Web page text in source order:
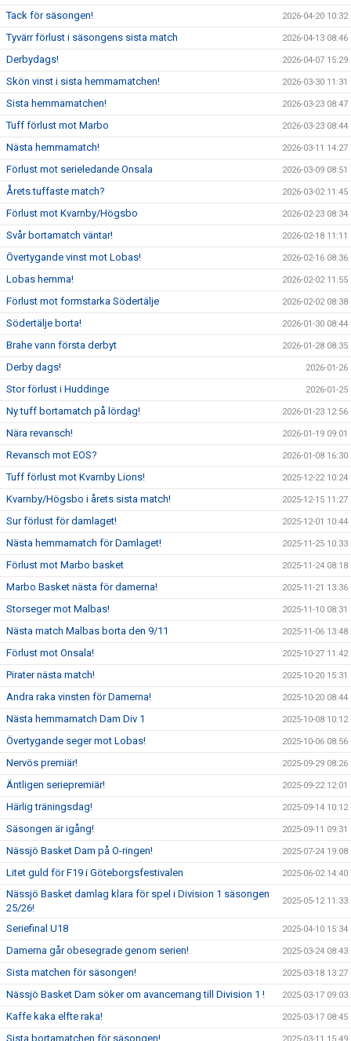
Tack för säsongen! 2026-04-20 10:32
Tyvärr förlust i säsongens sista match 2026-04-13 08:46
Derbydags! 2026-04-07 15:29
Skön vinst i sista hemmamatchen! 2026-03-30 11:31
Sista hemmamatchen! 2026-03-23 08:47
Tuff förlust mot Marbo 2026-03-23 08:44
Nästa hemmamatch! 2026-03-11 14:27
Förlust mot serieledande Onsala 2026-03-09 08:51
Årets tuffaste match? 2026-03-02 11:45
Förlust mot Kvarnby/Högsbo 2026-02-23 08:34
Svår bortamatch väntar! 2026-02-18 11:11
Övertygande vinst mot Lobas! 2026-02-16 08:36
Lobas hemma! 2026-02-02 11:55
Förlust mot formstarka Södertälje 2026-02-02 08:38
Södertälje borta! 2026-01-30 08:44
Brahe vann första derbyt 2026-01-28 08:35
Derby dags! 2026-01-26
Stor förlust i Huddinge 2026-01-25
Ny tuff bortamatch på lördag! 2026-01-23 12:56
Nära revansch! 2026-01-19 09:01
Revansch mot EOS? 2026-01-08 16:30
Tuff förlust mot Kvarnby Lions! 2025-12-22 10:24
Kvarnby/Högsbo i årets sista match! 2025-12-15 11:27
Sur förlust för damlaget! 2025-12-01 10:44
Nästa hemmamatch för Damlaget! 2025-11-25 10:33
Förlust mot Marbo basket 2025-11-24 08:18
Marbo Basket nästa för damerna! 2025-11-21 13:36
Storseger mot Malbas! 2025-11-10 08:31
Nästa match Malbas borta den 9/11 2025-11-06 13:48
Förlust mot Onsala! 2025-10-27 11:42
Pirater nästa match! 2025-10-20 15:31
Andra raka vinsten för Damerna! 2025-10-20 08:44
Nästa hemmamatch Dam Div 1 2025-10-08 10:12
Övertygande seger mot Lobas! 2025-10-06 08:56
Nervös premiär! 2025-09-29 08:26
Äntligen seriepremiär! 2025-09-22 12:01
Härlig träningsdag! 2025-09-14 10:12
Säsongen är igång! 2025-09-11 09:31
Nässjö Basket Dam på O-ringen! 2025-07-24 19:08
Litet guld för F19 i Göteborgsfestivalen 2025-06-02 14:40
Nässjö Basket damlag klara för spel i Division 1 säsongen
25/26!
2025-05-12 11:33
Seriefinal U18 2025-04-10 15:34
Damerna går obesegrade genom serien! 2025-03-24 08:43
Sista matchen för säsongen! 2025-03-18 13:27
Nässjö Basket Dam söker om avancemang till Division 1 ! 2025-03-17 09:03
Kaffe kaka elfte raka! 2025-03-17 08:45
Sista bortamatchen för säsongen!